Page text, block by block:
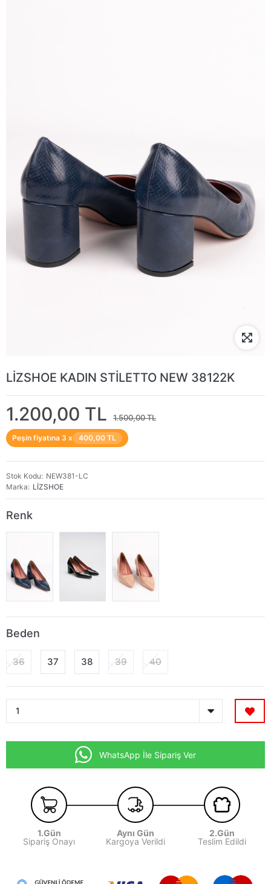
LİZSHOE KADIN STİLETTO NEW 38122K
1.200,00 TL 1.500,00 TL
Peşin fiyatına 3 x 400,00 TL
Stok Kodu
NEW381-LC
Marka
LİZSHOE
Renk
Beden
36 37 38 39 40
WhatsApp İle Sipariş Ver
1.Gün
Sipariş Onayı
Aynı Gün
Kargoya Verildi
2.Gün
Teslim Edildi